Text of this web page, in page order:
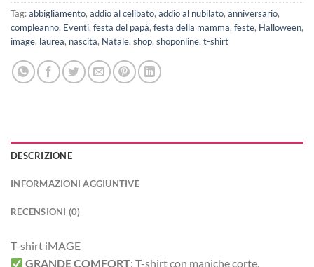
Tag:abbigliamento, addio al celibato, addio al nubilato, anniversario,
compleanno, Eventi, festa del papà, festa della mamma, feste, Halloween,
image, laurea, nascita, Natale, shop, shoponline, t-shirt
DESCRIZIONE
INFORMAZIONI AGGIUNTIVE
RECENSIONI (0)
T-shirt iMAGE
GRANDE COMFORT:T-shirt con maniche corte,